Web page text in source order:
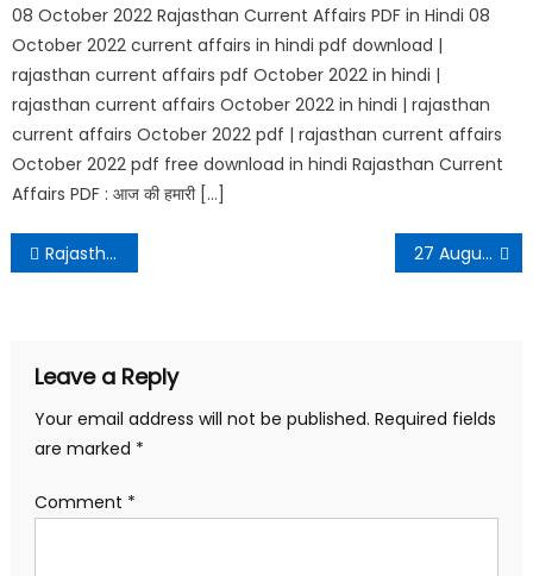
08 October 2022 Rajasthan Current Affairs PDF in Hindi 08
October 2022 current affairs in hindi pdf download |
rajasthan current affairs pdf October 2022 in hindi |
rajasthan current affairs October 2022 in hindi | rajasthan
current affairs October 2022 pdf | rajasthan current affairs
October 2022 pdf free download in hindi Rajasthan Current
Affairs PDF : आज की हमारी […]
Rajasthan Police Constable Result 2022 Direct Link 27 August 2022 Daily Current Affairs in Hindi PDF
Leave a Reply
Your email address will not be published. Required fields
are marked *
Comment *